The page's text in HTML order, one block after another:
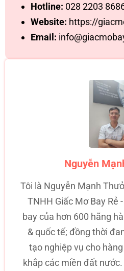
Hotline: 028 2203
Website: https://
Email:
Nguyễn
Tôi là Nguyễn Mạnh
TNHH Giấc Mơ Bay Rẻ
bay của hơn 600 hãng
& quốc tế; đồng thời
tạo nghiệp vụ cho
khắp các miền đất